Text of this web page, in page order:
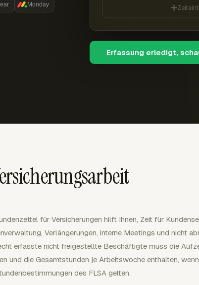
Monday
Erfassung erledigt,
für Versicherungen hilft Ihnen, Zeit für
Verlängerungen, interne Meetings und nicht
erfasste nicht freigestellte Beschäftigte muss die
und die Gesamtstunden je Arbeitswoche enthalten,
des FLSA gelten.